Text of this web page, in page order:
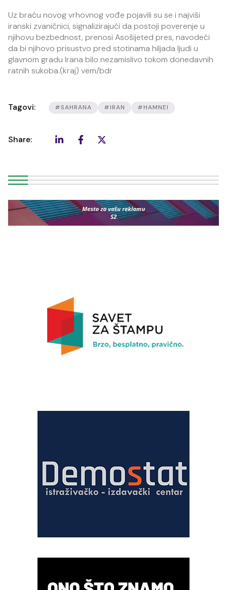
Uz braću novog vrhovnog vođe pojavili su se i najviši
iranski zvaničnici, signalizirajući da postoji poverenje u
njihovu bezbednost, prenosi Asošijeted pres, navodeći
da bi njihovo prisustvo pred stotinama hiljada ljudi u
glavnom gradu Irana bilo nezamislivo tokom donedavnih
ratnih sukoba.(kraj) vem/bdr
Tagovi: #SAHRANA #IRAN #HAMNEI
Share: